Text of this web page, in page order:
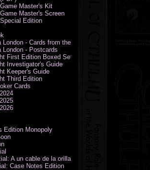
Master's Kit
Master's Screen
Edition
- Cards from the Smoke
London - Postcards
First Edition Boxed Set
Investigator's Guide
Keeper's Guide
Third Edition
Cards
Edition Monopoly
A un cable de la orilla (PDF)
Case Notes Edition